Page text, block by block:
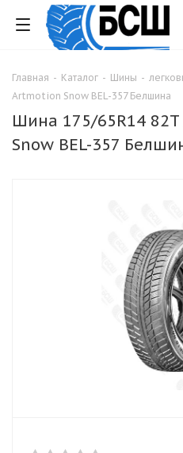
Главная - Каталог - Шины -
Artmotion Snow BEL-357 Белшина
Шина 175/65R14
Snow BEL-357